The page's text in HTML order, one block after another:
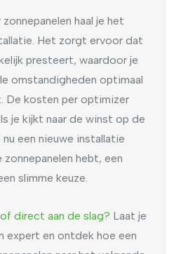
haal je het
Het zorgt ervoor dat
presteert, waardoor je
omstandigheden optimaal
De kosten per optimizer
je kijkt naar de winst op de
een nieuwe installatie
hebt, een
slimme keuze.
direct aan de slag? Laat je
expert en ontdek hoe een